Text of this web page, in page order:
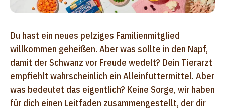
Du hast ein neues pelziges Familienmitglied
willkommen geheißen. Aber was sollte in den Napf,
damit der Schwanz vor Freude wedelt? Dein Tierarzt
empfiehlt wahrscheinlich ein Alleinfuttermittel. Aber
was bedeutet das eigentlich? Keine Sorge, wir haben
für dich einen Leitfaden zusammengestellt, der dir